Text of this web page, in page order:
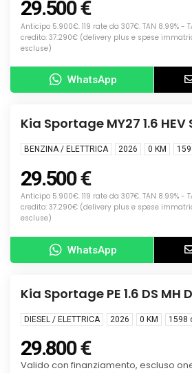
29.500 €
Anticipo 5.900€. 119 rate da 307€. TAN 8.99% -
credito: 37.290€ (delivery plus e spese
escluse)
WhatsApp
NUOVA
Info
Kia Sportage MY27 1.6 HEV
BENZINA / ELETTRICA 2026 0 KM
29.500 €
Anticipo 5.900€. 119 rate da 307€. TAN 8.99% -
credito: 37.290€ (delivery plus e spese
escluse)
WhatsApp
KM0
Info
Kia Sportage PE 1.6 DS MH
DIESEL / ELETTRICA 2026 0 KM 1598
29.800 €
Valido con finanziamento, escluso